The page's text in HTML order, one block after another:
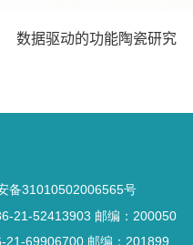
数据驱动的功能陶瓷研究
备31010502006565号
21-52413903 邮编：200050
21-69906700 邮编：201899